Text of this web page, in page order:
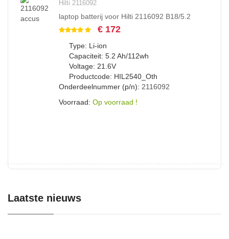
Hilti 2116092
laptop batterij voor Hilti 2116092 B18/5.2
€ 172
Type: Li-ion
Capaciteit: 5.2 Ah/112wh
Voltage: 21.6V
Productcode: HIL2540_Oth
Onderdeelnummer (p/n): 2116092
Voorraad: Op voorraad !
Laatste nieuws